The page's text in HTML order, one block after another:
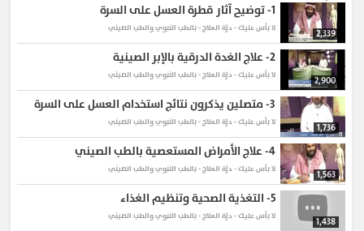
2,339
1- توضيح آثار قطرة العسل على السرة
لا بأس عليك - درّة العلاج - بالطب النبوي والطب الصيني
2,900
2- علاج الغدة الدرقية بالإبر الصينية
لا بأس عليك - درّة العلاج - بالطب النبوي والطب الصيني
1,736
3- متصلين يذكرون نتائج استخدام العسل على السرة
لا بأس عليك - درّة العلاج - بالطب النبوي والطب الصيني
1,563
4- علاج الأمراض المستعصية بالطب الصيني
لا بأس عليك - درّة العلاج - بالطب النبوي والطب الصيني
1,438
5- التغذية الصحية وتنظيم الغذاء
لا بأس عليك - درّة العلاج - بالطب النبوي والطب الصيني